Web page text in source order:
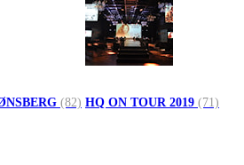
(82) HQ ON TOUR 2019 (71)